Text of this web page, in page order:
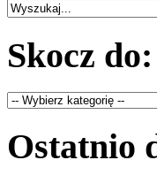
Skocz do:
Ostatnio